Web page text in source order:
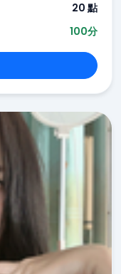
20 點
100分